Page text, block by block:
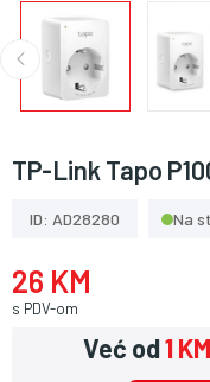
TP-Link Tapo
ID: AD28280 Na
26 KM
s PDV-om
Već od1 KM